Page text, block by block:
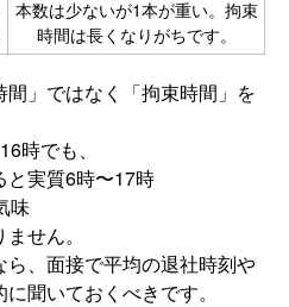
本数は少ないが1本が重い。拘束
時間は長くなりがちです。
」ではなく「拘束時間」を
時でも、
と実質6時〜17時
味
せん。
、面接で平均の退社時刻や
聞いておくべきです。